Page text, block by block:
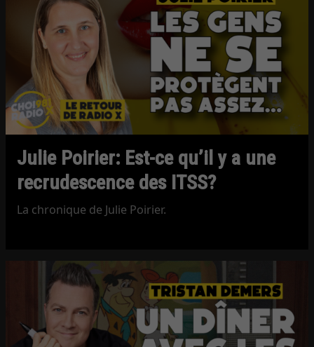
Julie Poirier: Est-ce qu’il y a une
recrudescence des ITSS?
La chronique de Julie Poirier.